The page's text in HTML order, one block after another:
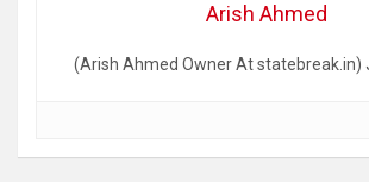
Arish Ahmed
(Arish Ahmed Owner At statebreak.in)